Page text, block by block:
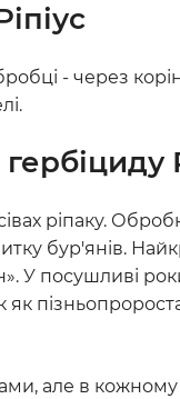
- через
ріпаку.
бур'янів.
У посушливі
як
але в